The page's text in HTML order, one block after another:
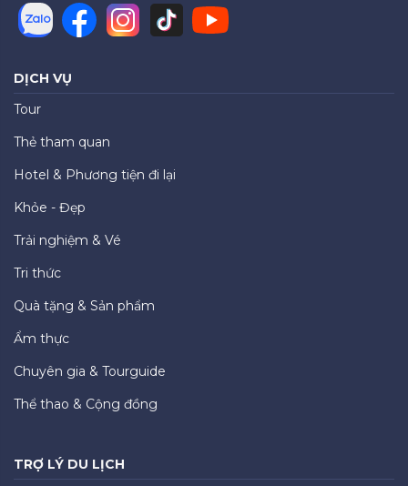
DỊCH VỤ
Tour
Thẻ tham quan
Hotel & Phương tiện đi lại
Khỏe - Đẹp
Trải nghiệm & Vé
Tri thức
Quà tặng & Sản phẩm
Ẩm thực
Chuyên gia & Tourguide
Thể thao & Cộng đồng
TRỢ LÝ DU LỊCH